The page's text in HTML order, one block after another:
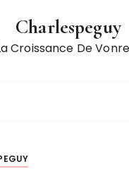
Charlespeguy
Croissance De